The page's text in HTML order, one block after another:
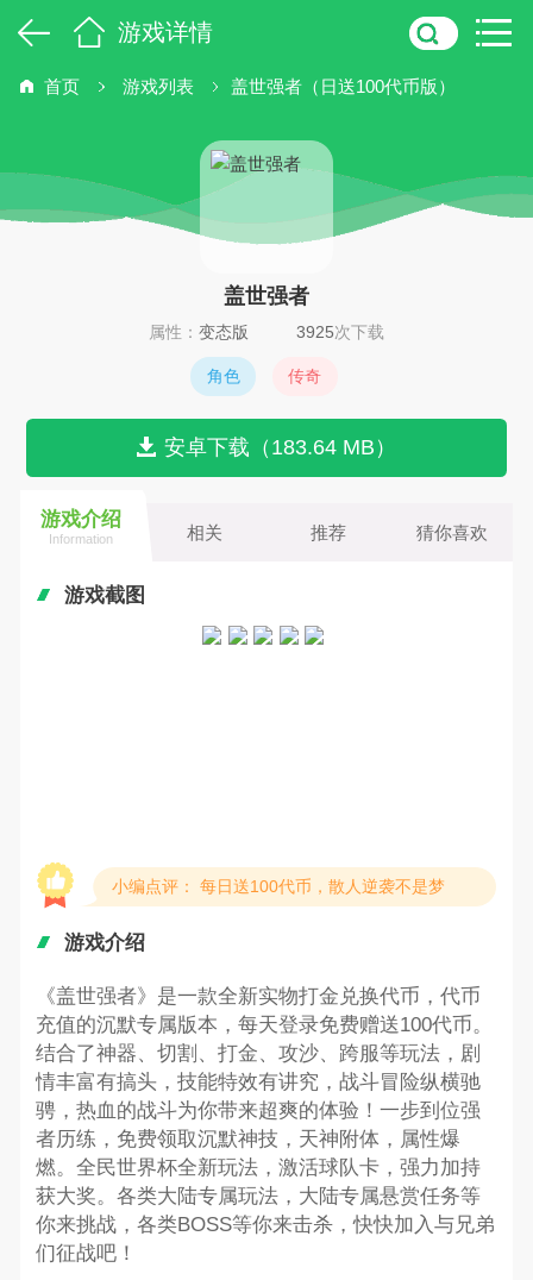
游戏详情
首页 游戏列表 盖世强者（日送100代币版）
盖世强者
属性： 变态版 3925次下载
角色 传奇
安卓下载（183.64 MB）
游戏介绍
Information 相关 推荐 猜你喜欢
游戏截图
小编点评： 每日送100代币，散人逆袭不是梦
游戏介绍
《盖世强者》是一款全新实物打金兑换代币，代币
充值的沉默专属版本，每天登录免费赠送100代币。
结合了神器、切割、打金、攻沙、跨服等玩法，剧
情丰富有搞头，技能特效有讲究，战斗冒险纵横驰
骋，热血的战斗为你带来超爽的体验！一步到位强
者历练，免费领取沉默神技，天神附体，属性爆
燃。全民世界杯全新玩法，激活球队卡，强力加持
获大奖。各类大陆专属玩法，大陆专属悬赏任务等
你来挑战，各类BOSS等你来击杀，快快加入与兄弟
们征战吧！